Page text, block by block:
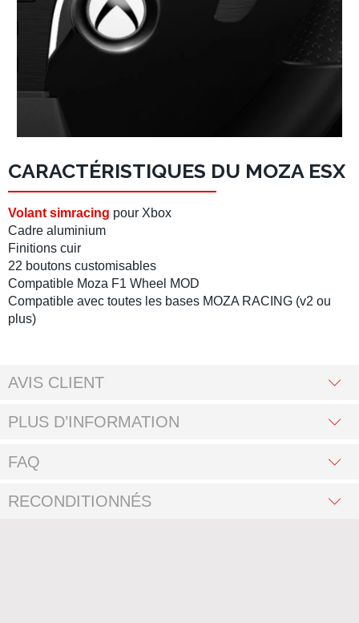
CARACTÉRISTIQUES DU MOZA ESX
Volant simracing pour Xbox
Cadre aluminium
Finitions cuir
22 boutons customisables
Compatible Moza F1 Wheel MOD
Compatible avec toutes les bases MOZA RACING (v2 ou
plus)
AVIS CLIENT
PLUS D’INFORMATION
FAQ
RECONDITIONNÉS